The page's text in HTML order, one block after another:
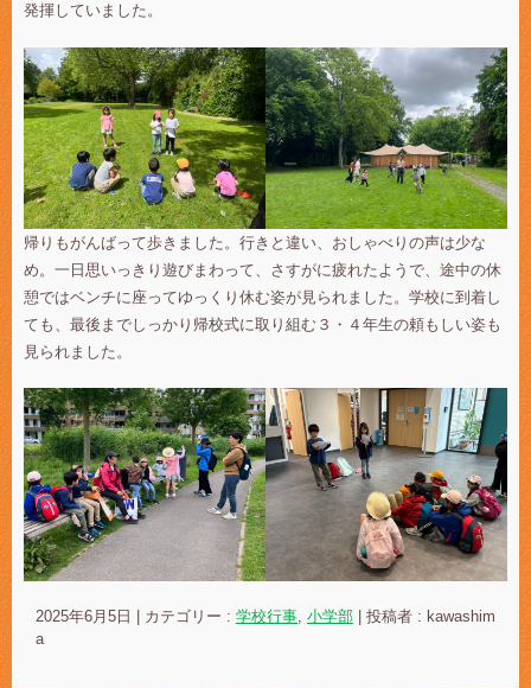
発揮していました。
帰りもがんばって歩きました。行きと違い、おしゃべりの声は少な
め。一日思いっきり遊びまわって、さすがに疲れたようで、途中の休
憩ではベンチに座ってゆっくり休む姿が見られました。学校に到着し
ても、最後までしっかり帰校式に取り組む３・４年生の頼もしい姿も
見られました。
2025年6月5日 カテゴリー : 学校行事 小学部
投稿者 : kawashim
a